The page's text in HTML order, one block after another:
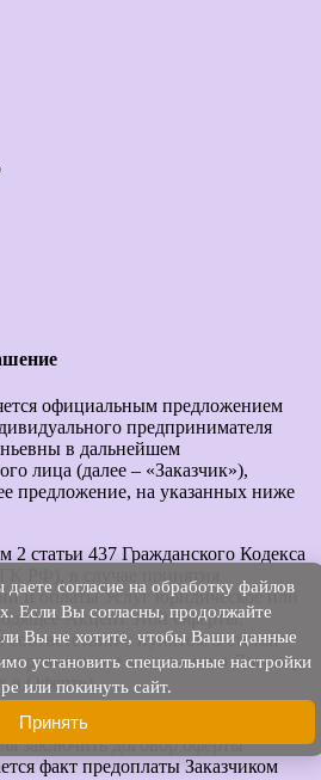
согласие на обработку файлов
Если Вы согласны, продолжайте
Вы не хотите, чтобы Ваши данные
установить специальные настройки
или покинуть сайт.
Принять
официальным предложением
предпринимателя
в дальнейшем
лица (далее – «Заказчик»),
предложение, на указанных ниже
2 статьи 437 Гражданского Кодекса
и оплаты Услуг юридическое или
Акцепт этой Оферты,
соответствии с пунктом 3 статьи
равносилен заключению Договора
в Оферте).
принятия Заказчиком
заключить договор оферты
факт предоплаты Заказчиком